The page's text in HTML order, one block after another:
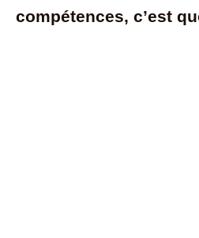
compétences, c’est